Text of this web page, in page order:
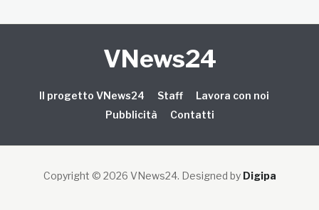
VNews24
Il progetto VNews24 Staff
Lavora con noi
Pubblicità
Contatti
Copyright © 2026 VNews24. Designed by Digipa